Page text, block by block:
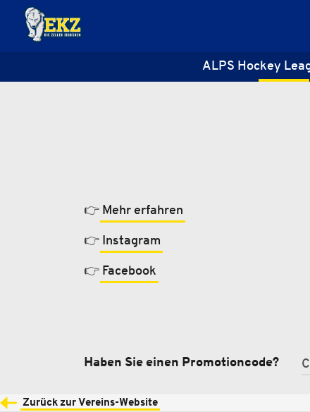
ALPS Hockey
👉 Mehr erfahren
👉 Instagram
👉 Facebook
Haben Sie einen Promotioncode?
Zurück zur Vereins-Website